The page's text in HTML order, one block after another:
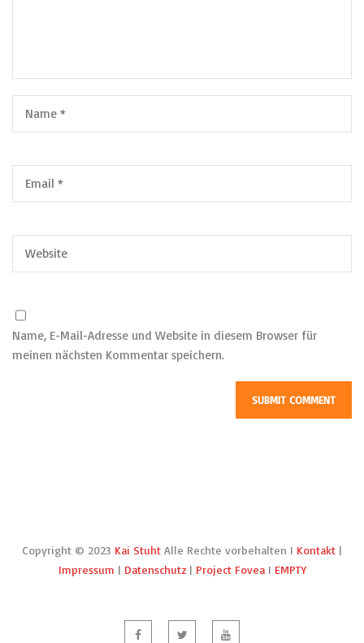
Name, E-Mail-Adresse und Website in diesem Browser für
meinen nächsten Kommentar speichern.
Copyright © 2023 Kai Stuht Alle Rechte vorbehalten I Kontakt |
Impressum | Datenschutz| Project FoveaI EMPTY